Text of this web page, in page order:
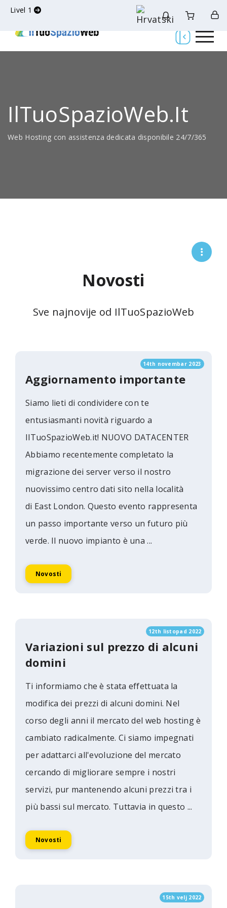
Livel 1
IlTuoSpazioWeb.it
Web Hosting con assistenza dedicata disponibile 24/7/365
Novosti
Sve najnovije od IlTuoSpazioWeb
14th novembar 2023
Aggiornamento importante
Siamo lieti di condividere con te
entusiasmanti novità riguardo a
IlTuoSpazioWeb.it! NUOVO DATACENTER
Abbiamo recentemente completato la
migrazione dei server verso il nostro
nuovissimo centro dati sito nella località
di East London. Questo evento rappresenta
un passo importante verso un futuro più
verde. Il nuovo impianto è una ...
Novosti
12th listopad 2022
Variazioni sul prezzo di alcuni
domini
Ti informiamo che è stata effettuata la
modifica dei prezzi di alcuni domini. Nel
corso degli anni il mercato del web hosting è
cambiato radicalmente. Ci siamo impegnati
per adattarci all'evoluzione del mercato
cercando di migliorare sempre i nostri
servizi, pur mantenendo alcuni prezzi tra i
più bassi sul mercato. Tuttavia in questo ...
Novosti
15th velj 2022